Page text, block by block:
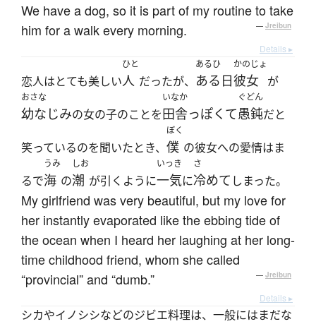
We have a dog, so it is part of my routine to take
him for a walk every morning.
— Jreibun
Details ▸
恋人はとても美しい
ひと
人 だったが、
あるひ
ある日
かのじょ
彼女 が
おさな
幼なじみの女の子のことを
いなか
田舎っぽくて
ぐどん
愚鈍だと
笑っているのを聞いたとき、
ぼく
僕 の彼女への愛情はま
るで
うみ
海 の
しお
潮 が引くように
いっき
一気に
さ
冷めて しまった。
My girlfriend was very beautiful, but my love for
her instantly evaporated like the ebbing tide of
the ocean when I heard her laughing at her long-
time childhood friend, whom she called
“provincial” and “dumb.”
— Jreibun
Details ▸
シカやイノシシなどのジビエ料理は、一般にはまだな